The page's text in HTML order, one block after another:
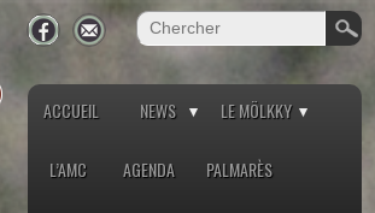
ACCUEIL NEWS LE MÖLKKY
L’AMC AGENDA PALMARÈS